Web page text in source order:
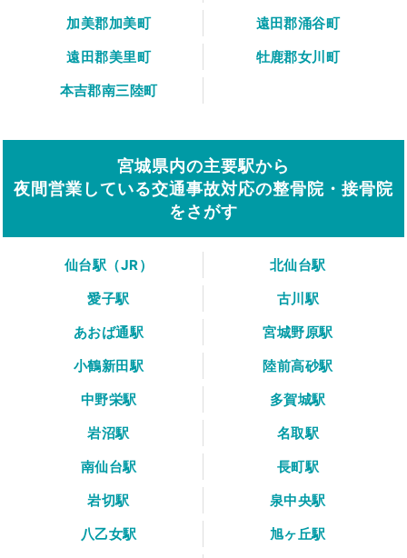
加美郡加美町
遠田郡涌谷町
遠田郡美里町
牡鹿郡女川町
本吉郡南三陸町
宮城県内の主要駅から
夜間営業している交通事故対応の整骨院・接骨院
をさがす
仙台駅（JR）
北仙台駅
愛子駅
古川駅
あおば通駅
宮城野原駅
小鶴新田駅
陸前高砂駅
中野栄駅
多賀城駅
岩沼駅
名取駅
南仙台駅
長町駅
岩切駅
泉中央駅
八乙女駅
旭ヶ丘駅